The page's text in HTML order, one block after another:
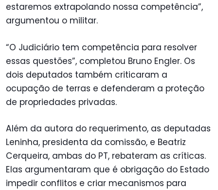
estaremos extrapolando nossa competência”,
argumentou o militar.
“O Judiciário tem competência para resolver
essas questões”, completou Bruno Engler. Os
dois deputados também criticaram a
ocupação de terras e defenderam a proteção
de propriedades privadas.
Além da autora do requerimento, as deputadas
Leninha, presidenta da comissão, e Beatriz
Cerqueira, ambas do PT, rebateram as críticas.
Elas argumentaram que é obrigação do Estado
impedir conflitos e criar mecanismos para